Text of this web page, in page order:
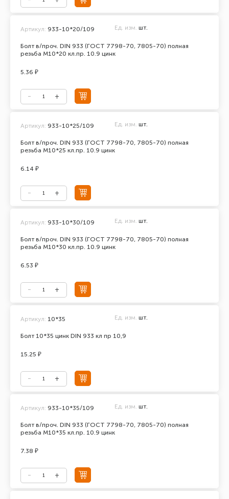
Болт в/проч. DIN 933 (ГОСТ 7798-70, 7805-70) полная
резьба М10*20 кл.пр. 10.9 цинк
Артикул: 933-10*20/109 Ед. изм. шт.
5.36 ₽
Болт в/проч. DIN 933 (ГОСТ 7798-70, 7805-70) полная
резьба М10*25 кл.пр. 10.9 цинк
Артикул: 933-10*25/109 Ед. изм. шт.
6.14 ₽
Болт в/проч. DIN 933 (ГОСТ 7798-70, 7805-70) полная
резьба М10*30 кл.пр. 10.9 цинк
Артикул: 933-10*30/109 Ед. изм. шт.
6.53 ₽
Болт 10*35 цинк DIN 933 кл пр 10,9
Артикул: 10*35 Ед. изм. шт.
15.25 ₽
Болт в/проч. DIN 933 (ГОСТ 7798-70, 7805-70) полная
резьба М10*35 кл.пр. 10.9 цинк
Артикул: 933-10*35/109 Ед. изм. шт.
7.38 ₽